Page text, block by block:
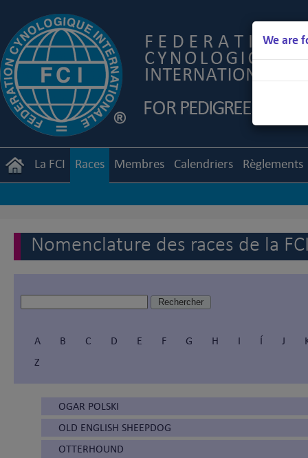
We are
La FCI Races Membres Calendriers Règlements
Nomenclature des races de la
A B C D E F G H I Í J
Z
OGAR POLSKI
OLD ENGLISH SHEEPDOG
OTTERHOUND